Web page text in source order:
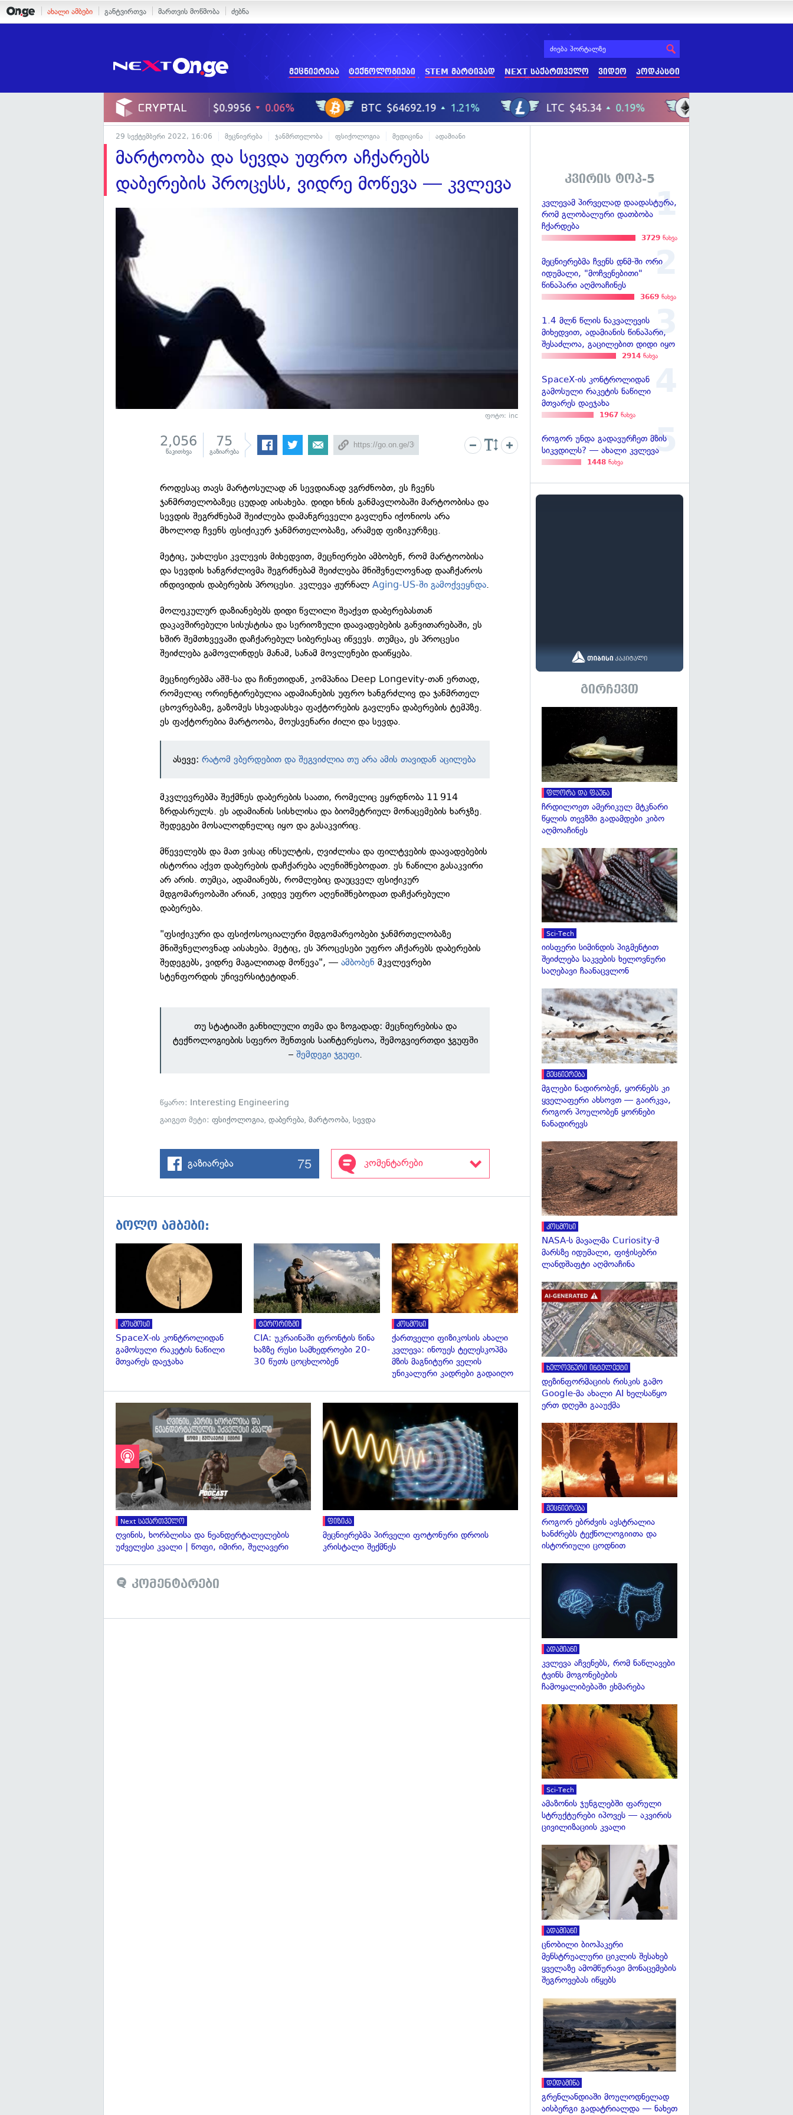
ახალი ამბები განტვირთვა მართვის მოწმობა ძებნა
მეცნიერება ტექნოლოგიები STEM მარტივად NEXT საქართველო ვიდეო პოდკასტი
29 სექტემბერი 2022, 16:06 მეცნიერება ჯანმრთელობა ფსიქოლოგია მედიცინა ადამიანი
მარტოობა და სევდა უფრო აჩქარებს
დაბერების პროცესს, ვიდრე მოწევა — კვლევა
ფოტო: inc
2,056
წაკითხვა
75
გაზიარება
როდესაც თავს მარტოსულად ან სევდიანად ვგრძნობთ, ეს ჩვენს
ჯანმრთელობაზეც ცუდად აისახება. დიდი ხნის განმავლობაში მარტოობისა და
სევდის შეგრძნებამ შეიძლება დამანგრეველი გავლენა იქონიოს არა
მხოლოდ ჩვენს ფსიქიკურ ჯანმრთელობაზე, არამედ ფიზიკურზეც.
მეტიც, უახლესი კვლევის მიხედვით, მეცნიერები ამბობენ, რომ მარტოობისა
და სევდის ხანგრძლივმა შეგრძნებამ შეიძლება მნიშვნელოვნად დააჩქაროს
ინდივიდის დაბერების პროცესი. კვლევა ჟურნალAging-US-ში გამოქვეყნდა.
მოლეკულურ დაზიანებებს დიდი წვლილი შეაქვთ დაბერებასთან
დაკავშირებული სისუსტისა და სერიოზული დაავადებების განვითარებაში, ეს
ხშირ შემთხვევაში დაჩქარებულ სიბერესაც იწვევს. თუმცა, ეს პროცესი
შეიძლება გამოვლინდეს მანამ, სანამ მოვლენები დაიწყება.
მეცნიერებმა აშშ-სა და ჩინეთიდან, კომპანია Deep Longevity-თან ერთად,
რომელიც ორიენტირებულია ადამიანების უფრო ხანგრძლივ და ჯანმრთელ
ცხოვრებაზე, გაზომეს სხვადასხვა ფაქტორების გავლენა დაბერების ტემპზე.
ეს ფაქტორებია მარტოობა, მოუსვენარი ძილი და სევდა.
ასევე:რატომ ვბერდებით და შეგვიძლია თუ არა ამის თავიდან აცილება
მკვლევრებმა შექმნეს დაბერების საათი, რომელიც ეყრდნობა 11 914
ზრდასრულს. ეს ადამიანის სისხლისა და ბიომეტრიულ მონაცემების ხარჯზე.
შედეგები მოსალოდნელიც იყო და გასაკვირიც.
მწეველებს და მათ ვისაც ინსულტის, ღვიძლისა და ფილტვების დაავადებების
ისტორია აქვთ დაბერების დაჩქარება აღენიშნებოდათ. ეს ნაწილი გასაკვირი
არ არის. თუმცა, ადამიანებს, რომლებიც დაუცველ ფსიქიკურ
მდგომარეობაში არიან, კიდევ უფრო აღენიშნებოდათ დაჩქარებული
დაბერება.
"ფსიქიკური და ფსიქოსოციალური მდგომარეობები ჯანმრთელობაზე
მნიშვნელოვნად აისახება. მეტიც, ეს პროცესები უფრო აჩქარებს დაბერების
შედეგებს, ვიდრე მაგალითად მოწევა", —ამბობენ მკვლევრები
სტენფორდის უნივერსიტეტიდან.
თუ სტატიაში განხილული თემა და ზოგადად: მეცნიერებისა და
ტექნოლოგიების სფერო შენთვის საინტერესოა, შემოგვიერთდი ჯგუფში
–შემდეგი ჯგუფი.
წყარო: Interesting Engineering
გაიგეთ მეტი:ფსიქოლოგია,დაბერება,მარტოობა,სევდა
გაზიარება 75 კომენტარები
ბოლო ამბები:
კოსმოსი
SpaceX-ის კონტროლიდან
გამოსული რაკეტის ნაწილი
მთვარეს დაეჯახა
გადახედვა
ტერორიზმი
CIA: უკრაინაში ფრონტის წინა
ხაზზე რუსი სამხედროები 20-
30 წუთს ცოცხლობენ
გადახედვა
კოსმოსი
ქართველი ფიზიკოსის ახალი
კვლევა: ინოუეს ტელესკოპმა
მზის მაგნიტური ველის
უნიკალური კადრები გადაიღო
Next საქართველო
ღვინის, ხორბლისა და ნეანდერტალელების
უძველესი კვალი | წოფი, იმირი, შულავერი
ფიზიკა
მეცნიერებმა პირველი ფოტონური დროის
კრისტალი შექმნეს
კომენტარები
კვირის ტოპ-5
კვლევამ პირველად დაადასტურა,
რომ გლობალური დათბობა
ჩქარდება
3729 ნახვა
მეცნიერებმა ჩვენს დნმ-ში ორი
იდუმალი, "მოჩვენებითი"
წინაპარი აღმოაჩინეს
3669 ნახვა
1.4 მლნ წლის ნაკვალევის
მიხედვით, ადამიანის წინაპარი,
შესაძლოა, გაცილებით დიდი იყო
2914 ნახვა
SpaceX-ის კონტროლიდან
გამოსული რაკეტის ნაწილი
მთვარეს დაეჯახა
1967 ნახვა
როგორ უნდა გადავურჩეთ მზის
სიკვდილს? — ახალი კვლევა
1448 ნახვა
გირჩევთ
ფლორა და ფაუნა
ჩრდილოეთ ამერიკულ მტკნარი
წყლის თევზში გადამდები კიბო
აღმოაჩინეს
Sci-Tech
იისფერი სიმინდის პიგმენტით
შეიძლება საკვების ხელოვნური
საღებავი ჩაანაცვლონ
მეცნიერება
მგლები ნადირობენ, ყორნებს კი
ყველაფერი ახსოვთ — გაირკვა,
როგორ პოულობენ ყორნები
ნანადირევს
კოსმოსი
NASA-ს მავალმა Curiosity-მ
მარსზე იდუმალი, ფიჭისებრი
ლანდშაფტი აღმოაჩინა
ხელოვნური ინტელექტი
დეზინფორმაციის რისკის გამო
Google-მა ახალი AI ხელსაწყო
ერთ დღეში გააუქმა
მეცნიერება
როგორ ებრძვის ავსტრალია
ხანძრებს ტექნოლოგიითა და
ისტორიული ცოდნით
ადამიანი
კვლევა აჩვენებს, რომ ნაწლავები
ტვინს მოგონებების
ჩამოყალიბებაში ეხმარება
Sci-Tech
ამაზონის ჯუნგლებში ფარული
სტრუქტურები იპოვეს — აკვირის
ცივილიზაციის კვალი
ადამიანი
ცნობილი ბიოჰაკერი
მენსტრუალური ციკლის შესახებ
ყველაზე ამომწურავი მონაცემების
შეგროვებას იწყებს
დედამიწა
გრენლანდიაში მოულოდნელად
აისბერგი გადატრიალდა — ნახეთ